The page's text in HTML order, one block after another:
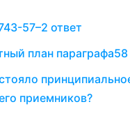
57–2 ответ
план
приемников?